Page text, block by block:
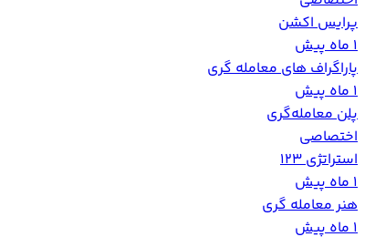
پرايس اكشن
1 ماه پیش
پاراگراف های معامله گری
1 ماه پیش
پلن معامله‌گری
اختصاصی
استراتژی 123
1 ماه پیش
هنر معامله گری
1 ماه پیش